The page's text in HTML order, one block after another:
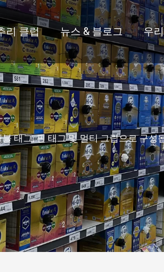
리 클럽 뉴스 & 블로그 우
태그, 핀 태그 및 멀티 그립으로 구성